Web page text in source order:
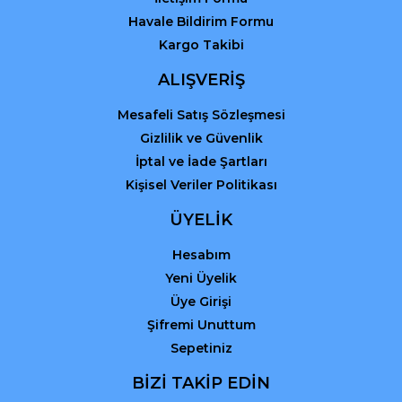
Havale Bildirim Formu
Kargo Takibi
ALIŞVERİŞ
Mesafeli Satış Sözleşmesi
Gizlilik ve Güvenlik
İptal ve İade Şartları
Kişisel Veriler Politikası
ÜYELİK
Hesabım
Yeni Üyelik
Üye Girişi
Şifremi Unuttum
Sepetiniz
BİZİ TAKİP EDİN